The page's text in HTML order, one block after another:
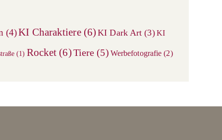
(4)KI Charaktiere(6) KI Dark Art (3)KI
(1) Rocket (6)Tiere (5) Werbefotografie (2)